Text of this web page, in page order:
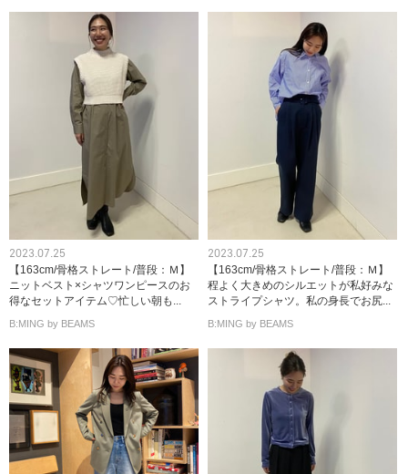
2023.07.25
【163cm/骨格ストレート/普段：Ｍ】
ニットベスト×シャツワンピースのお
得なセットアイテム♡忙しい朝も...
B:MING by BEAMS
2023.07.25
【163cm/骨格ストレート/普段：Ｍ】
程よく大きめのシルエットが私好みな
ストライプシャツ。私の身長でお尻...
B:MING by BEAMS